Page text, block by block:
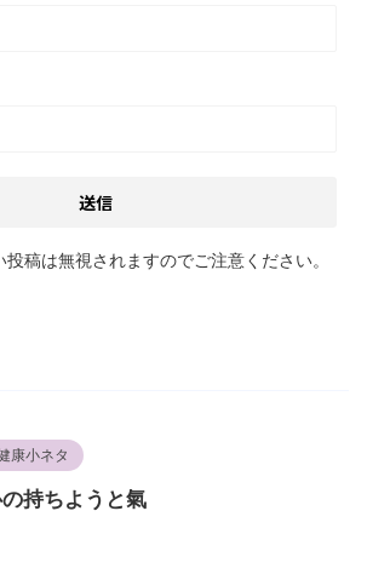
稿は無視されますのでご注意ください。
康小ネタ
持ちようと氣